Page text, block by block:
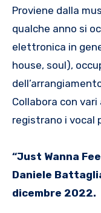
Proviene dalla
qualche anno si
elettronica in
house, soul),
Collabora con
registrano i vocal
“Just Wanna
Daniele
dicembre 2022.